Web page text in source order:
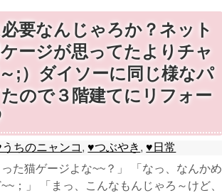
要なんじゃろか？ネット
ージが思ってたよりチャ
;）ダイソーに同じ様なパ
ので３階建てにリフォー
ちのニャンコ ,♥つぶやき ,♥日常
た猫ゲージよな~~？」 「なっ、なんかめ
；」 「まっ、こんなもんじゃろ～けど、